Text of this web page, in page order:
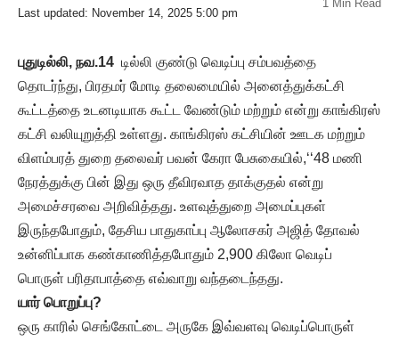
Last updated: November 14, 2025 5:00 pm
1 Min Read
புதுடில்லி, நவ.14 டில்லி குண்டு வெடிப்பு சம்பவத்தை
தொடர்ந்து, பிரதமர் மோடி தலைமையில் அனைத்துக்கட்சி
கூட்டத்தை உடனடியாக கூட்ட வேண்டும் மற்றும் என்று காங்கிரஸ்
கட்சி வலியுறுத்தி உள்ளது. காங்கிரஸ் கட்சியின் ஊடக மற்றும்
விளம்பரத் துறை தலைவர் பவன் கேரா பேசுகையில்,‘‘48 மணி
நேரத்துக்கு பின் இது ஒரு தீவிரவாத தாக்குதல் என்று
அமைச்சரவை அறிவித்தது. உளவுத்துறை அமைப்புகள்
இருந்தபோதும், தேசிய பாதுகாப்பு ஆலோசகர் அஜித் தோவல்
உன்னிப்பாக கண்காணித்தபோதும் 2,900 கிலோ வெடிப்
பொருள் பரிதாபாத்தை எவ்வாறு வந்தடைந்தது.
யார் பொறுப்பு?
ஒரு காரில் செங்கோட்டை அருகே இவ்வளவு வெடிப்பொருள்